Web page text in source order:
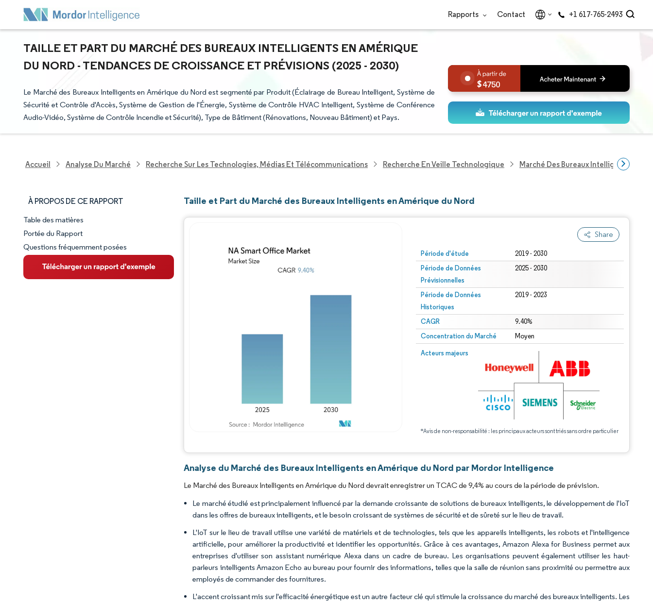
Rapports Contact +1 617-765-2493
TAILLE ET PART DU MARCHÉ DES BUREAUX INTELLIGENTS EN AMÉRIQUE
DU NORD - TENDANCES DE CROISSANCE ET PRÉVISIONS (2025 - 2030)
Le Marché des Bureaux Intelligents en Amérique du Nord est segmenté par Produit (Éclairage de Bureau Intelligent, Système de
Sécurité et Contrôle d'Accès, Système de Gestion de l'Énergie, Système de Contrôle HVAC Intelligent, Système de Conférence
Audio-Vidéo, Système de Contrôle Incendie et Sécurité), Type de Bâtiment (Rénovations, Nouveau Bâtiment) et Pays.
4750
Accueil Analyse Du Marché Recherche Sur Les Technologies, Médias Et Télécommunications Recherche En Veille Technologique Marché Des Bureaux Intelligents En
À PROPOS DE CE RAPPORT
Aperçu du marché
VUE D’ENSEMBLE DU MARCHÉ
Principales tendances du marché
Table des matières
Portée du Rapport
Questions fréquemment posées
Taille et Part du Marché des Bureaux Intelligents en Amérique du Nord
Share
Période d'étude 2019 - 2030
Période de Données
Prévisionnelles
2025 - 2030
Période de Données
Historiques
2019 - 2023
CAGR 9.40%
Concentration du Marché Moyen
Acteurs majeurs
*Avis de non-responsabilité : les principaux acteurs sont triés sans ordre particulier
Analyse du Marché des Bureaux Intelligents en Amérique du Nord par Mordor Intelligence
Le Marché des Bureaux Intelligents en Amérique du Nord devrait enregistrer un TCAC de 9,4% au cours de la période de prévision.
Le marché étudié est principalement influencé par la demande croissante de solutions de bureaux intelligents, le développement de l'IoT
dans les offres de bureaux intelligents, et le besoin croissant de systèmes de sécurité et de sûreté sur le lieu de travail.
L'IoT sur le lieu de travail utilise une variété de matériels et de technologies, tels que les appareils intelligents, les robots et l'intelligence
artificielle, pour améliorer la productivité et identifier les opportunités. Grâce à ces avantages, Amazon Alexa for Business permet aux
entreprises d'utiliser son assistant numérique Alexa dans un cadre de bureau. Les organisations peuvent également utiliser les haut-
parleurs intelligents Amazon Echo au bureau pour fournir des informations, telles que la salle de réunion sans proximité ou permettre aux
employés de commander des fournitures.
L'accent croissant mis sur l'efficacité énergétique est un autre facteur clé qui stimule la croissance du marché des bureaux intelligents. Les